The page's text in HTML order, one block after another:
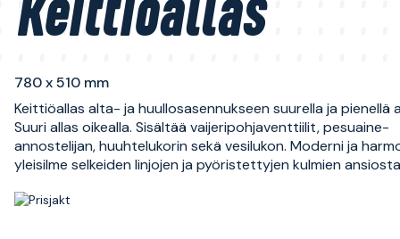
Keittiöallas
780 x 510 mm
Keittiöallas alta- ja huullosasennukseen suurella ja pienellä
Suuri allas oikealla. Sisältää vaijeripohjaventtiilit, pesuaine-
annostelijan, huuhtelukorin sekä vesilukon. Moderni ja
yleisilme selkeiden linjojen ja pyöristettyjen kulmien